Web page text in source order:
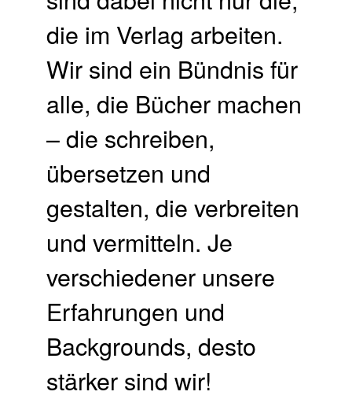
die im Verlag arbeiten.
Wir sind ein Bündnis für
alle, die Bücher machen
– die schreiben,
übersetzen und
gestalten, die verbreiten
und vermitteln. Je
verschiedener unsere
Erfahrungen und
Backgrounds, desto
stärker sind wir!